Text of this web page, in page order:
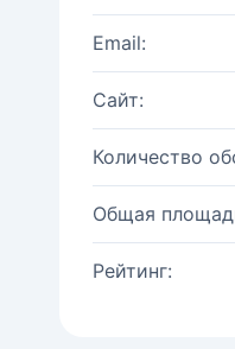
Email:
Сайт:
Количество
Общая
Рейтинг: